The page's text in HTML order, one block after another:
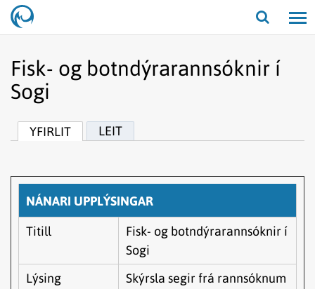
Opna/
Fisk- og botndýrarannsóknir í
Sogi
YFIRLIT LEIT
NÁNARI UPPLÝSINGAR
Titill
Fisk- og botndýrarannsóknir í
Sogi
Lýsing
Skýrsla segir frá rannsóknum